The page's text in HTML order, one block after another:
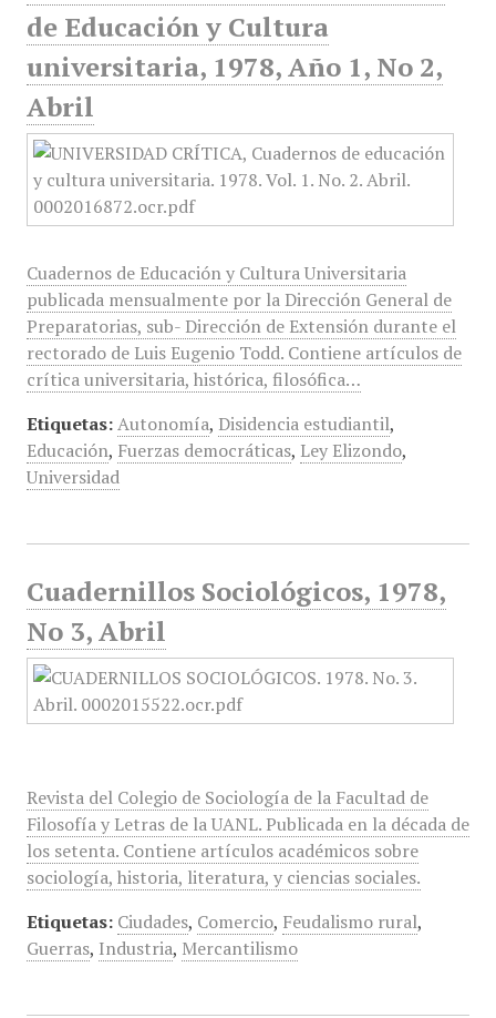
de Educación y Cultura
universitaria, 1978, Año 1, No 2,
Abril
Cuadernos de Educación y Cultura Universitaria
publicada mensualmente por la Dirección General de
Preparatorias, sub- Dirección de Extensión durante el
rectorado de Luis Eugenio Todd. Contiene artículos de
crítica universitaria, histórica, filosófica…
Etiquetas: Autonomía, Disidencia estudiantil,
Educación, Fuerzas democráticas, Ley Elizondo,
Universidad
Cuadernillos Sociológicos, 1978,
No 3, Abril
Revista del Colegio de Sociología de la Facultad de
Filosofía y Letras de la UANL. Publicada en la década de
los setenta. Contiene artículos académicos sobre
sociología, historia, literatura, y ciencias sociales.
Etiquetas: Ciudades, Comercio, Feudalismo rural,
Guerras, Industria, Mercantilismo